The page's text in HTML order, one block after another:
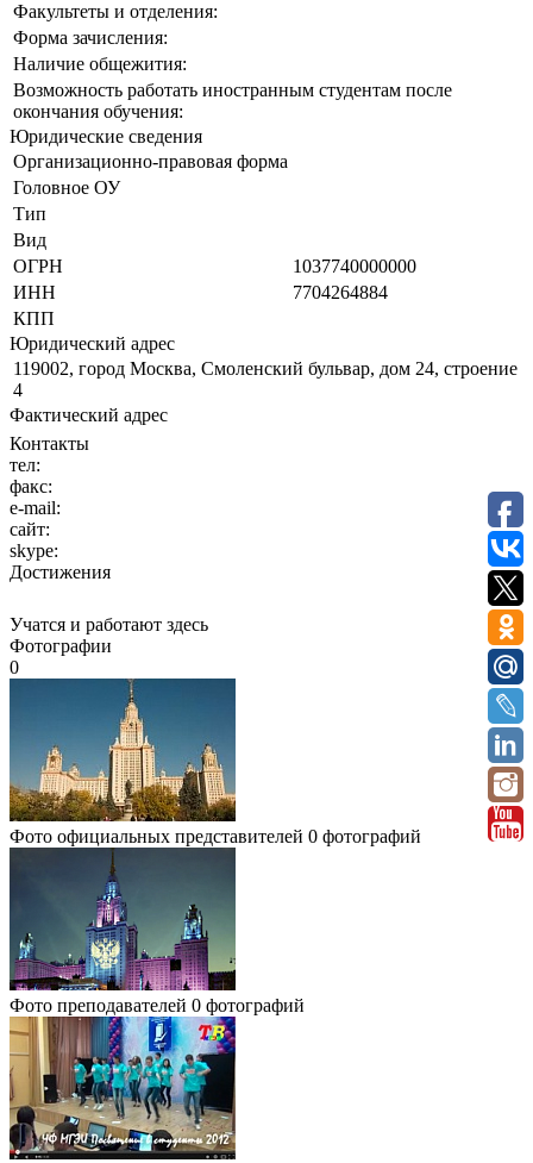
Факультеты и отделения:
Форма зачисления:
Наличие общежития:
Возможность работать иностранным студентам после
окончания обучения:
Юридические сведения
Организационно-правовая форма
Головное ОУ
Тип
Вид
ОГРН
1037740000000
ИНН
7704264884
КПП
Юридический адрес
119002, город Москва, Смоленский бульвар, дом 24, строение
4
Фактический адрес
Контакты
тел:
факс:
e-mail:
сайт:
skype:
Достижения
Учатся и работают здесь
Фотографии
0
Фото официальных представителей 0 фотографий
Фото преподавателей 0 фотографий